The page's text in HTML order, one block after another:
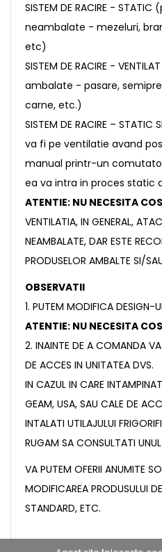
SISTEM DE RACIRE -
neambalate - mezeluri,
etc)
SISTEM DE RACIRE -
ambalate - pasare,
carne, etc.)
SISTEM DE RACIRE –
va fi pe ventilatie avand
manual printr-un
ea va intra in proces static
ATENTIE: NU NECESITA
VENTILATIA, IN GENERAL,
NEAMBALATE, DAR ESTE
PRODUSELOR AMBALTE SI/
OBSERVATII
1. PUTEM MODIFICA DESIGN-
ATENTIE: NU NECESITA
2. INAINTE DE A COMANDA
DE ACCES IN UNITATEA DVS.
IN CAZUL IN CARE
GEAM, USA, SAU CALE DE
INTALATI UTILAJULUI
RUGAM SA CONSULTATI
VA PUTEM OFERII ANUMITE
MODIFICAREA PRODUSULUI
STANDARD, ETC.